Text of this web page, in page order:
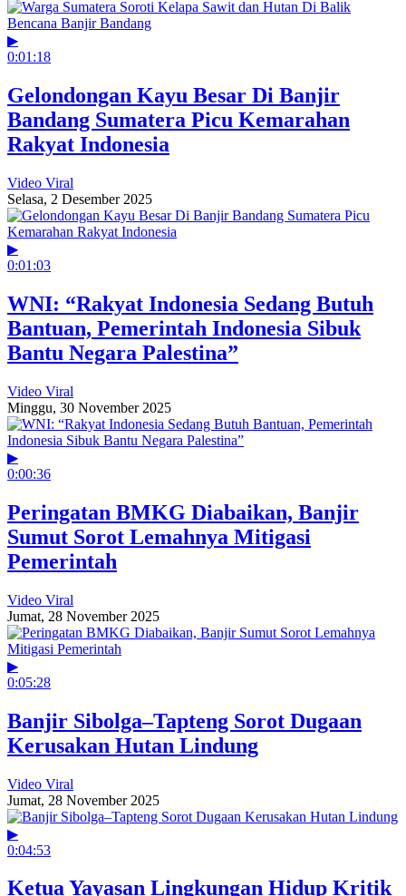
▶
0:01:18
Gelondongan Kayu Besar Di Banjir
Bandang Sumatera Picu Kemarahan
Rakyat Indonesia
Video Viral
Selasa, 2 Desember 2025
▶
0:01:03
WNI: “Rakyat Indonesia Sedang Butuh
Bantuan, Pemerintah Indonesia Sibuk
Bantu Negara Palestina”
Video Viral
Minggu, 30 November 2025
▶
0:00:36
Peringatan BMKG Diabaikan, Banjir
Sumut Sorot Lemahnya Mitigasi
Pemerintah
Video Viral
Jumat, 28 November 2025
▶
0:05:28
Banjir Sibolga–Tapteng Sorot Dugaan
Kerusakan Hutan Lindung
Video Viral
Jumat, 28 November 2025
▶
0:04:53
Ketua Yayasan Lingkungan Hidup Kritik